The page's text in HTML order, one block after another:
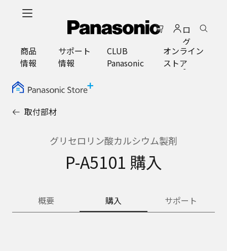
ロ
グ
イ
ン
商品
情報
サポート
情報
CLUB
Panasonic
オンライン
ストア
取付部材
グリセロリン酸カルシウム製剤
P-A5101 購入
概要 購入 サポート